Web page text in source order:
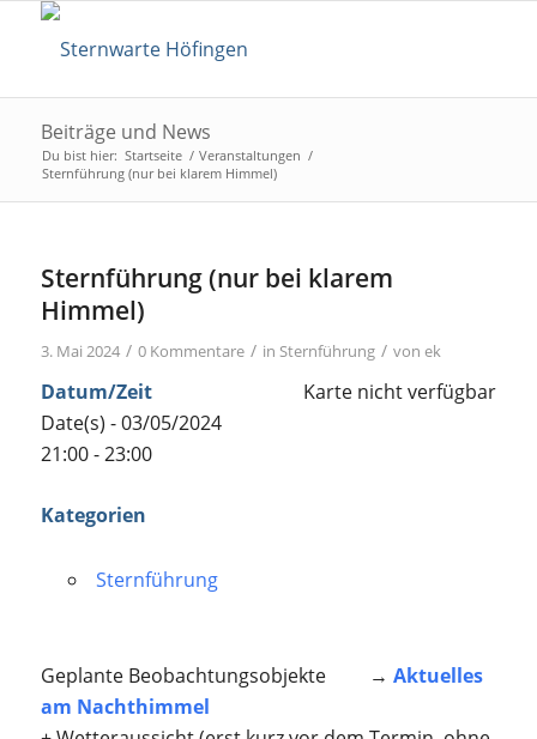
Beiträge und News
Du bist hier: Startseite / Veranstaltungen /
Sternführung (nur bei klarem Himmel)
Sternführung (nur bei klarem
Himmel)
3. Mai 2024 / 0 Kommentare / in Sternführung / von ek
Karte nicht verfügbar
Datum/Zeit
Date(s) - 03/05/2024
21:00 - 23:00
Kategorien
Sternführung
Geplante Beobachtungsobjekte → Aktuelles
am Nachthimmel